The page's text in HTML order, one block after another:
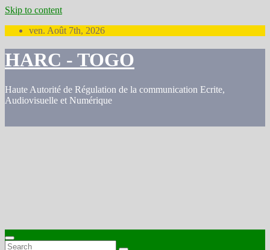
Skip to content
ven. Août 7th, 2026
HARC - TOGO
Haute Autorité de Régulation de la communication Ecrite,
Audiovisuelle et Numérique